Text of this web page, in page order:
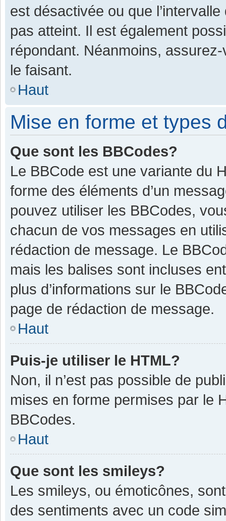
est désactivée ou que
pas atteint. Il est également
répondant. Néanmoins,
le faisant.
Haut
Mise en forme et types
Que sont les BBCodes?
Le BBCode est une variante du
forme des éléments d’un
pouvez utiliser les BBCodes,
chacun de vos messages en
rédaction de message. Le
mais les balises sont incluses
plus d’informations sur le
page de rédaction de message.
Haut
Puis-je utiliser le HTML?
Non, il n’est pas possible de
mises en forme permises par le
BBCodes.
Haut
Que sont les smileys?
Les smileys, ou émoticônes,
des sentiments avec un code